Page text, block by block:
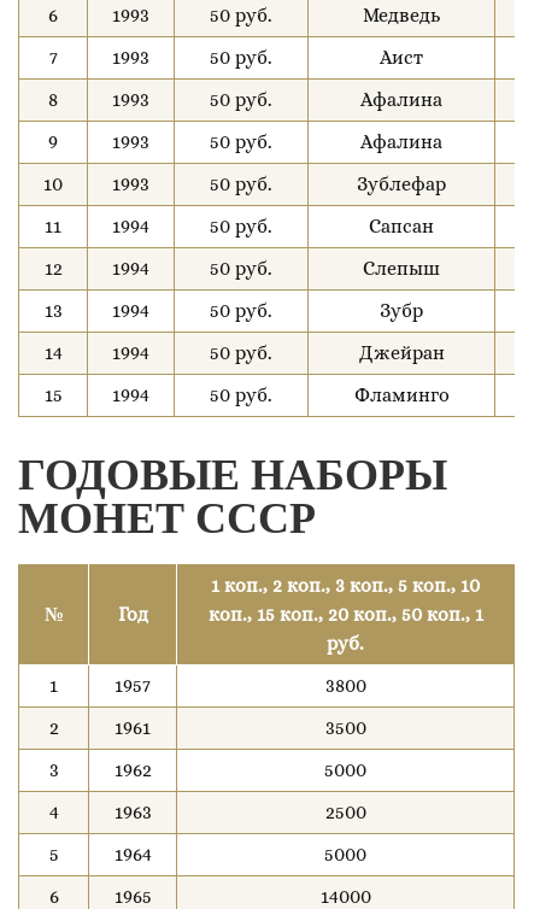
6
1993 50 руб. Медведь
7
1993 50 руб. Аист
8
1993 50 руб. Афалина
9
1993 50 руб. Афалина
10
1993 50 руб. Зублефар
11
1994 50 руб. Сапсан
12
1994 50 руб. Слепыш
13
1994 50 руб. Зубр
14
1994 50 руб. Джейран
15
1994 50 руб. Фламинго
ГОДОВЫЕ НАБОРЫ
МОНЕТ СССР
№ Год
1 коп., 2 коп., 3 коп., 5 коп., 10
коп., 15 коп., 20 коп., 50 коп., 1
руб.
1
1957
3800
2
1961
3500
3
1962
5000
4
1963
2500
5
1964
5000
6
1965
14000